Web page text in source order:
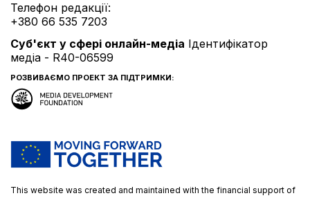
Телефон редакції:
+380 66 535 7203
Cуб'єкт у сфері онлайн-медіа Ідентифікатор
медіа - R40-06599
РОЗВИВАЄМО ПРОЕКТ ЗА ПІДТРИМКИ:
This website was created and maintained with the financial support of